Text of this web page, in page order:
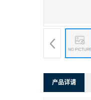
产品详请